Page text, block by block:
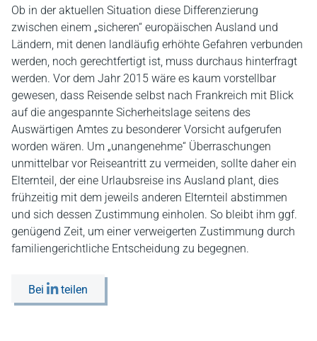
Ob in der aktuellen Situation diese Differenzierung
zwischen einem „sicheren“ europäischen Ausland und
Ländern, mit denen landläufig erhöhte Gefahren verbunden
werden, noch gerechtfertigt ist, muss durchaus hinterfragt
werden. Vor dem Jahr 2015 wäre es kaum vorstellbar
gewesen, dass Reisende selbst nach Frankreich mit Blick
auf die angespannte Sicherheitslage seitens des
Auswärtigen Amtes zu besonderer Vorsicht aufgerufen
worden wären. Um „unangenehme“ Überraschungen
unmittelbar vor Reiseantritt zu vermeiden, sollte daher ein
Elternteil, der eine Urlaubsreise ins Ausland plant, dies
frühzeitig mit dem jeweils anderen Elternteil abstimmen
und sich dessen Zustimmung einholen. So bleibt ihm ggf.
genügend Zeit, um einer verweigerten Zustimmung durch
familiengerichtliche Entscheidung zu begegnen.
Bei teilen